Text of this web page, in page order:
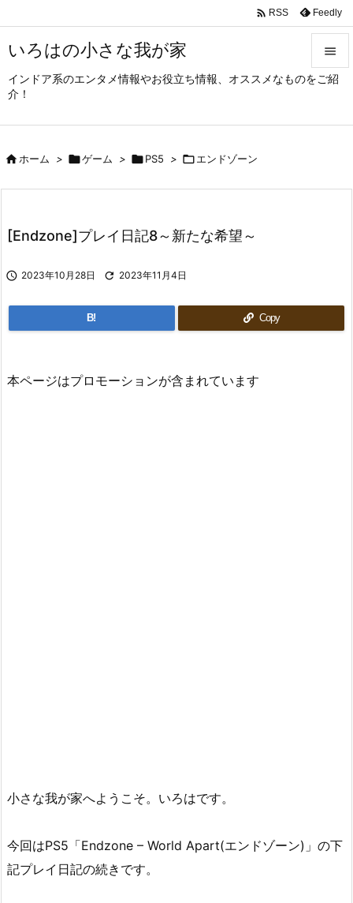
いろはの小さな我が家
インドア系のエンタメ情報やお役立ち情報、オススメなものをご紹
介！



 RSS Feedly
ホーム > ゲーム > PS5 > エンドゾーン
[Endzone]プレイ日記8～新たな希望～
 2023年10月28日  2023年11月4日
B! Copy
本ページはプロモーションが含まれています
小さな我が家へようこそ。いろはです。
今回はPS5「Endzone – World Apart(エンドゾーン)」の下
記プレイ日記の続きです。